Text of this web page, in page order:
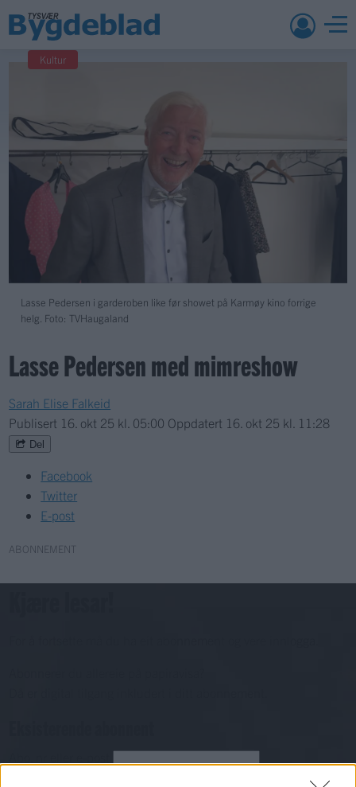
Lasse Pedersen i garderoben like før showet på Karmøy kino forrige
helg. Foto: TVHaugaland
Kultur
Lasse Pedersen med mimreshow
Sarah Elise Falkeid
Publisert 16. okt 25 kl. 05:00 Oppdatert 16. okt 25 kl. 11:28
Del
Facebook
Twitter
E-post
ABONNEMENT